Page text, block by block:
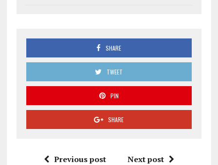
SHARE
TWEET
PIN
SHARE
Previous post Next post